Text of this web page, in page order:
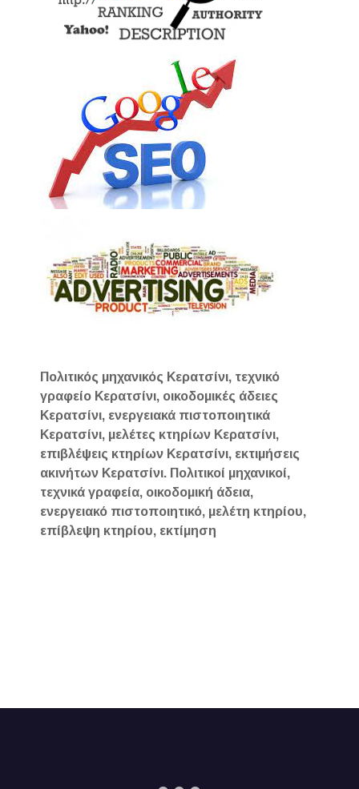
Πολιτικός μηχανικός Κερατσίνι, τεχνικό
γραφείο Κερατσίνι, οικοδομικές άδειες
Κερατσίνι, ενεργειακά πιστοποιητικά
Κερατσίνι, μελέτες κτηρίων Κερατσίνι,
επιβλέψεις κτηρίων Κερατσίνι, εκτιμήσεις
ακινήτων Κερατσίνι. Πολιτικοί μηχανικοί,
τεχνικά γραφεία, οικοδομική άδεια,
ενεργειακό πιστοποιητικό, μελέτη κτηρίου,
επίβλεψη κτηρίου, εκτίμηση